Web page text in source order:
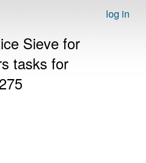
log in
Sieve for
tasks for